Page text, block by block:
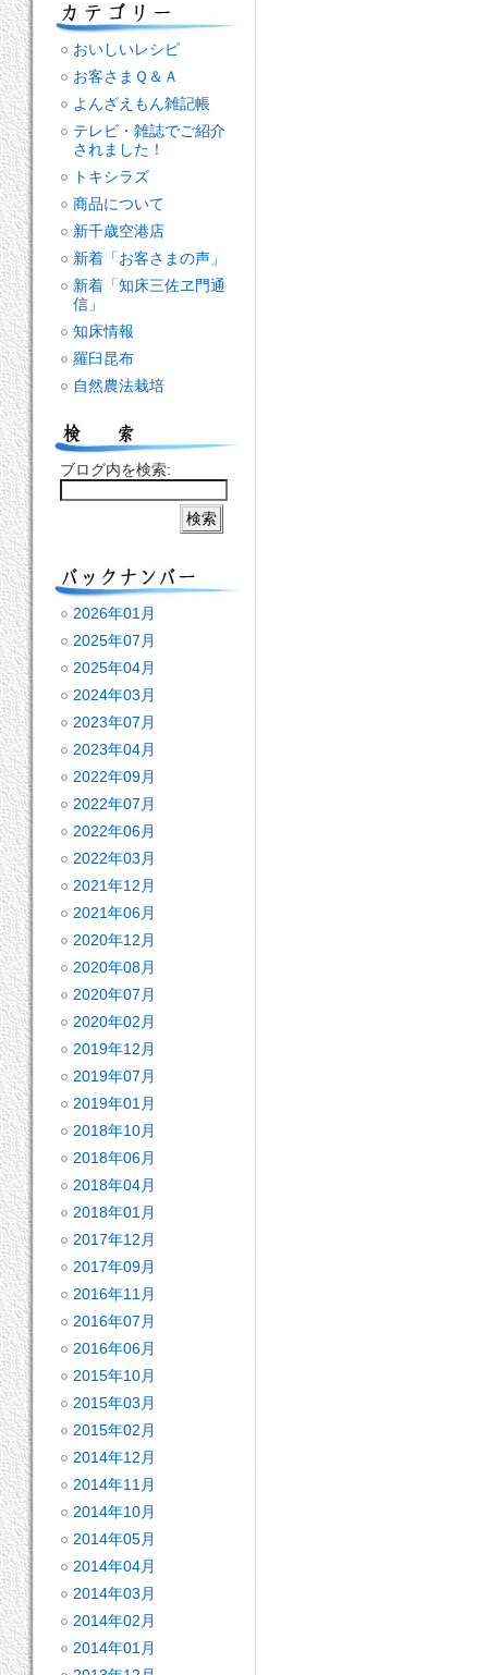
おいしいレシピ
お客さまＱ＆Ａ
よんざえもん雑記帳
テレビ・雑誌でご紹介
されました！
トキシラズ
商品について
新千歳空港店
新着「お客さまの声」
新着「知床三佐ヱ門通
信」
知床情報
羅臼昆布
自然農法栽培
ブログ内を検索:
2026年01月
2025年07月
2025年04月
2024年03月
2023年07月
2023年04月
2022年09月
2022年07月
2022年06月
2022年03月
2021年12月
2021年06月
2020年12月
2020年08月
2020年07月
2020年02月
2019年12月
2019年07月
2019年01月
2018年10月
2018年06月
2018年04月
2018年01月
2017年12月
2017年09月
2016年11月
2016年07月
2016年06月
2015年10月
2015年03月
2015年02月
2014年12月
2014年11月
2014年10月
2014年05月
2014年04月
2014年03月
2014年02月
2014年01月